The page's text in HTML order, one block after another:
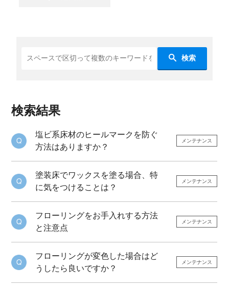
検索
検索結果
塩ビ系床材のヒールマークを防ぐ
方法はありますか？
メンテナンス
塗装床でワックスを塗る場合、特
に気をつけることは？
メンテナンス
フローリングをお手入れする方法
と注意点
メンテナンス
フローリングが変色した場合はど
うしたら良いですか？
メンテナンス